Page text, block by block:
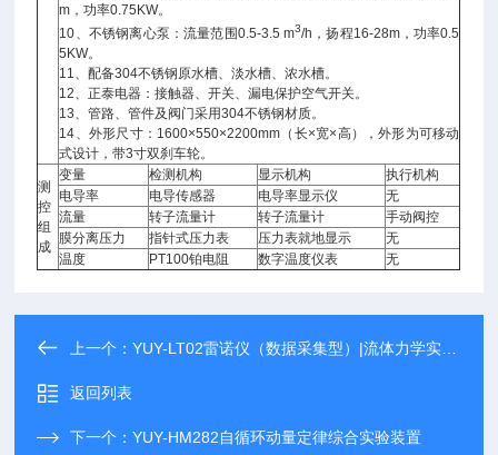
m，功率0.75KW。
10、不锈钢离心泵：流量范围0.5-3.5 m3/h，扬程16-28m，功率0.5
5KW。
11、配备304不锈钢原水槽、淡水槽、浓水槽。
12、正泰电器：接触器、开关、漏电保护空气开关。
13、管路、管件及阀门采用304不锈钢材质。
14、外形尺寸：1600×550×2200mm（长×宽×高），外形为可移动
式设计，带3寸双刹车轮。
测
控
组
成
变量 检测机构 显示机构
执行机构
电导率
电导传感器 电导率显示仪
无
流量
转子流量计 转子流量计
手动阀控
膜分离压力
指针式压力表 压力表就地显示
无
温度
PT100铂电阻 数字温度仪表 无
上一个：YUY-LT02雷诺仪（数据采集型）|流体力学实验装置
返回列表
下一个：YUY-HM282自循环动量定律综合实验装置